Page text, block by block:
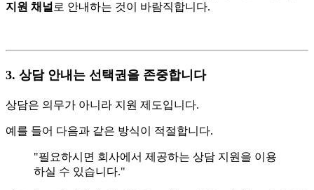
지원 채널로 안내하는 것이 바람직합니다.
3. 상담 안내는 선택권을 존중합니다
상담은 의무가 아니라 지원 제도입니다.
예를 들어 다음과 같은 방식이 적절합니다.
"필요하시면 회사에서 제공하는 상담 지원을 이용
하실 수 있습니다."